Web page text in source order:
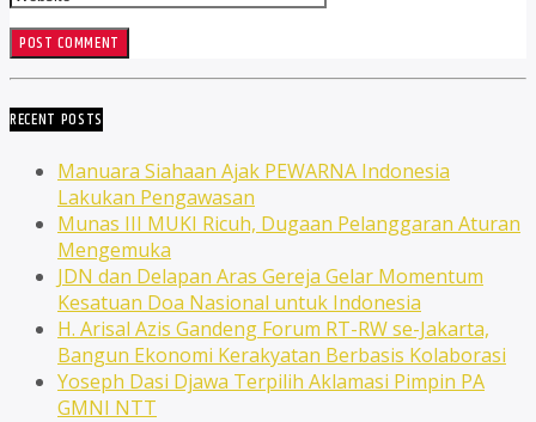
RECENT POSTS
Manuara Siahaan Ajak PEWARNA Indonesia
Lakukan Pengawasan
Munas III MUKI Ricuh, Dugaan Pelanggaran Aturan
Mengemuka
JDN dan Delapan Aras Gereja Gelar Momentum
Kesatuan Doa Nasional untuk Indonesia
H. Arisal Azis Gandeng Forum RT-RW se-Jakarta,
Bangun Ekonomi Kerakyatan Berbasis Kolaborasi
Yoseph Dasi Djawa Terpilih Aklamasi Pimpin PA
GMNI NTT